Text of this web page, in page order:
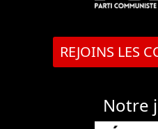
REJOINS LES
Notre